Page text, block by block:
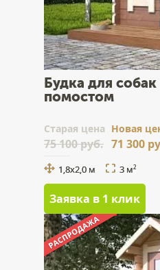
Будка для
помостом
Cтарая цена
75 100 руб.
Новая
71 300
1,8х2,0 м 3 м2
Заявка в 1 клик